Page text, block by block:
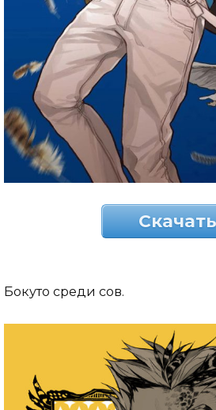
Скачать
Бокуто среди сов.